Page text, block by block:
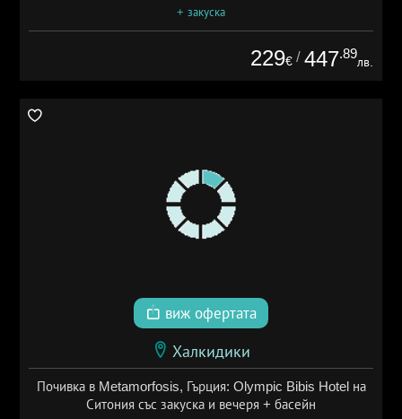
+ закуска
229€ / 447.89
лв.
виж офертата
Халкидики
Почивка в Metamorfosis, Гърция: Olympic Bibis Hotel на
Ситония със закуска и вечеря + басейн